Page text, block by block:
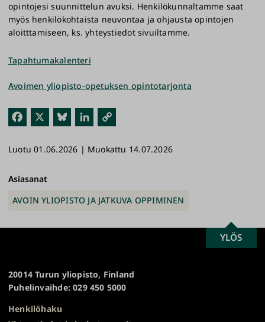
Fac
ok
Blu
y
Link
n
link
opintojesi suunnittelun avuksi. Henkilökunnaltamme saat
myös henkilökohtaista neuvontaa ja ohjausta opintojen
aloitttamiseen, ks. yhteystiedot sivuiltamme.
Tapahtumakalenteri
Avoimen yliopisto-opetuksen opintotarjonta
Luotu 01.06.2026 | Muokattu 14.07.2026
Asiasanat
AVOIN YLIOPISTO JA JATKUVA OPPIMINEN
20014 Turun yliopisto, Finland
Puhelinvaihde: 029 450 5000
Henkilöhaku
SCROLL
TO
YLÖS